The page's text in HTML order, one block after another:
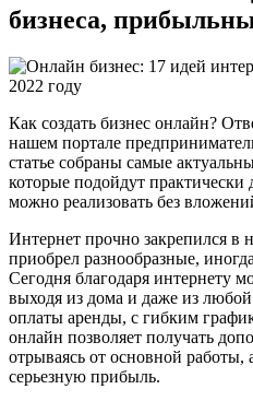
бизнеса,
Как создать бизнес онлайн?
нашем портале
статье собраны самые
которые подойдут практически
можно реализовать без
Интернет прочно закрепился в
приобрел разнообразные,
Сегодня благодаря интернету
выходя из дома и даже из
оплаты аренды, с гибким
онлайн позволяет получать
отрываясь от основной работы,
серьезную прибыль.